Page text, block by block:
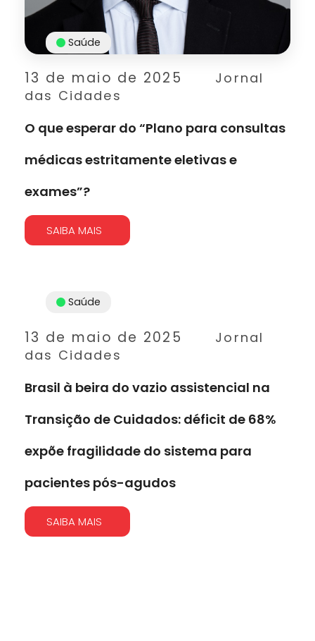
13 de maio de 2025
Jornal
das Cidades
Saúde
O que esperar do “Plano para consultas
médicas estritamente eletivas e
exames”?
SAIBA MAIS
13 de maio de 2025
Jornal
das Cidades
Saúde
Brasil à beira do vazio assistencial na
Transição de Cuidados: déficit de 68%
expõe fragilidade do sistema para
pacientes pós-agudos
SAIBA MAIS